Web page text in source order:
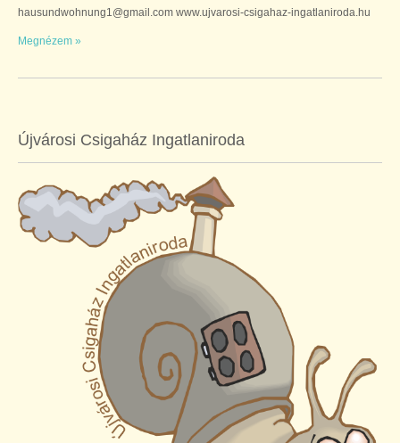
hausundwohnung1@gmail.com www.ujvarosi-csigahaz-ingatlaniroda.hu
Megnézem »
Újvárosi Csigaház Ingatlaniroda